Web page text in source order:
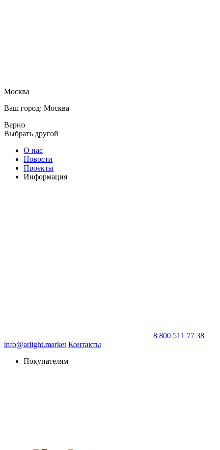
Москва
Ваш город: Москва
Верно
Выбрать другой
О нас
Новости
Проекты
Информация
8 800 511 77 38
info@arlight.market Контакты
Покупателям